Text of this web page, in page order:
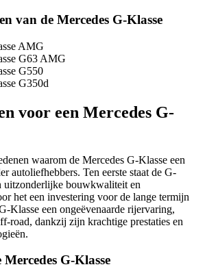
van de Mercedes G-Klasse
AMG
G63 AMG
G550
G350d
voor een Mercedes G-
waarom de Mercedes G-Klasse een
autoliefhebbers. Ten eerste staat de G-
uitzonderlijke bouwkwaliteit en
het een investering voor de lange termijn
Klasse een ongeëvenaarde rijervaring,
road, dankzij zijn krachtige prestaties en
G-Klasse